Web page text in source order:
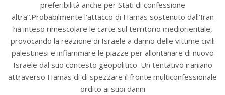
preferibilità anche per Stati di confessione
altra”.Probabilmente l’attacco di Hamas sostenuto dall’Iran
ha inteso rimescolare le carte sul territorio mediorientale,
provocando la reazione di Israele a danno delle vittime civili
palestinesi e infiammare le piazze per allontanare di nuovo
Israele dal suo contesto geopolitico .Un tentativo iraniano
attraverso Hamas di di spezzare il fronte multiconfessionale
ordito ai suoi danni